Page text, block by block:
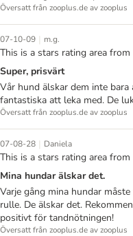
Översatt från zooplus.de av zooplus
07-10-09 | m.g.
This is a stars rating area
Super, prisvärt
Vår hund älskar dem inte
fantastiska att leka med. De
Översatt från zooplus.de av zooplus
07-08-28 | Daniela
This is a stars rating area
Mina hundar älskar det.
Varje gång mina hundar
rulle. De älskar det.
positivt för tandnötningen!
Översatt från zooplus.de av zooplus